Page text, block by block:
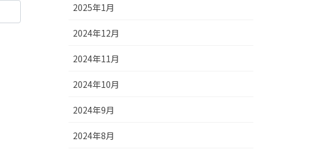
2025年1月
2024年12月
2024年11月
2024年10月
2024年9月
2024年8月